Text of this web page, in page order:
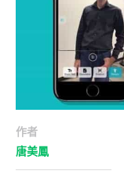
作者
唐美鳳